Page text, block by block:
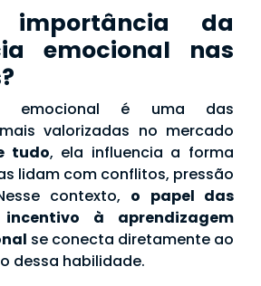
da
emocional nas
emocional é uma das
valorizadas no mercado
tudo, ela influencia a forma
lidam com conflitos, pressão
contexto, o papel das
à aprendizagem
se conecta diretamente ao
dessa habilidade.